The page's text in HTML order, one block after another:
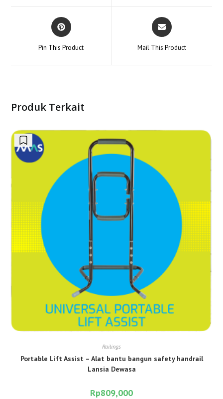
Opens
in
new
Pin This Product
Opens
in
new
Mail This Product
Produk Terkait
Railings
Portable Lift Assist – Alat bantu bangun safety handrail
Lansia Dewasa
Rp809,000